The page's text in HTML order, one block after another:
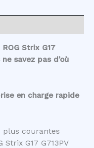
Strix G17
savez pas d’où
en charge rapide
plus courantes
Strix G17 G713PV